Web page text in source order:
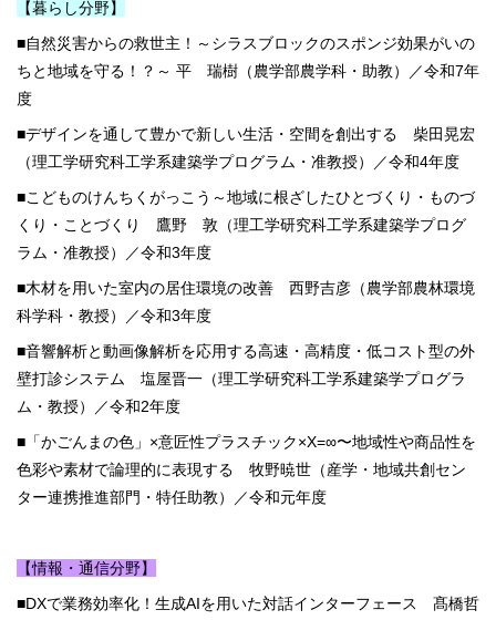
【暮らし分野】
■自然災害からの救世主！～シラスブロックのスポンジ効果がいの
ちと地域を守る！？～ 平 瑞樹（農学部農学科・助教）／令和7年
度
■デザインを通して豊かで新しい生活・空間を創出する 柴田晃宏
（理工学研究科工学系建築学プログラム・准教授）／令和4年度
■こどものけんちくがっこう～地域に根ざしたひとづくり・ものづ
くり・ことづくり 鷹野 敦（理工学研究科工学系建築学プログ
ラム・准教授）／令和3年度
■木材を用いた室内の居住環境の改善 西野吉彦（農学部農林環境
科学科・教授）／令和3年度
■音響解析と動画像解析を応用する高速・高精度・低コスト型の外
壁打診システム 塩屋晋一（理工学研究科工学系建築学プログラ
ム・教授）／令和2年度
■「かごんまの色」×意匠性プラスチック×X=∞〜地域性や商品性を
色彩や素材で論理的に表現する 牧野暁世（産学・地域共創セン
ター連携推進部門・特任助教）／令和元年度
【情報・通信分野】
■DXで業務効率化！生成AIを用いた対話インターフェース 髙橋哲